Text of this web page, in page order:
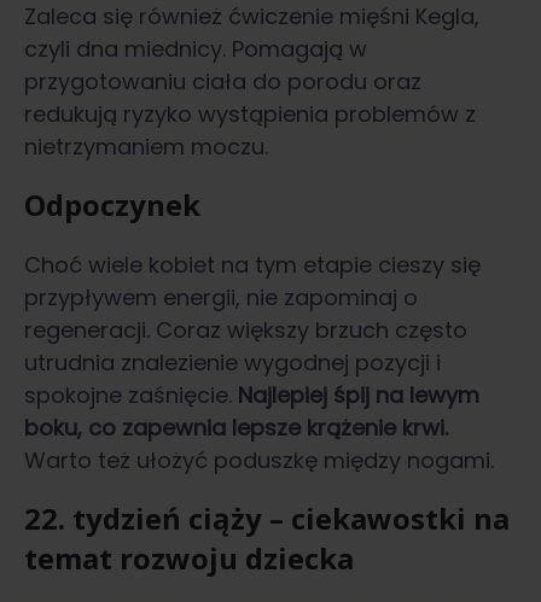
Zaleca się również ćwiczenie mięśni Kegla,
czyli dna miednicy. Pomagają w
przygotowaniu ciała do porodu oraz
redukują ryzyko wystąpienia problemów z
nietrzymaniem moczu.
Odpoczynek
Choć wiele kobiet na tym etapie cieszy się
przypływem energii, nie zapominaj o
regeneracji. Coraz większy brzuch często
utrudnia znalezienie wygodnej pozycji i
spokojne zaśnięcie. Najlepiej śpij na lewym
boku, co zapewnia lepsze krążenie krwi.
Warto też ułożyć poduszkę między nogami.
22. tydzień ciąży – ciekawostki na
temat rozwoju dziecka